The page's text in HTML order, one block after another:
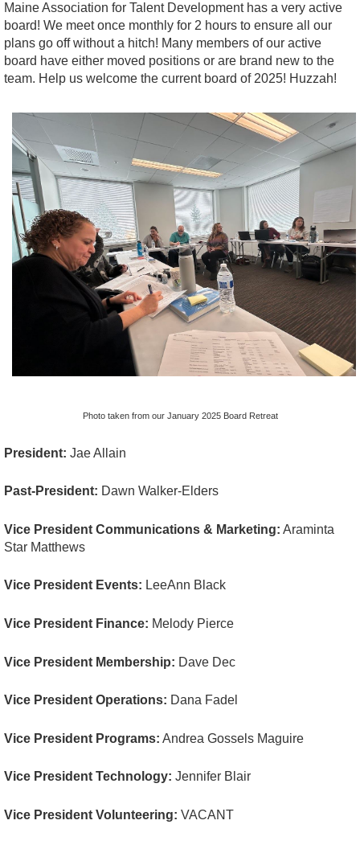
Maine Association for Talent Development has a very active
board! We meet once monthly for 2 hours to ensure all our
plans go off without a hitch! Many members of our active
board have either moved positions or are brand new to the
team. Help us welcome the current board of 2025! Huzzah!
Photo taken from our January 2025 Board Retreat
President: Jae Allain
Past-President: Dawn Walker-Elders
Vice President Communications & Marketing: Araminta
Star Matthews
Vice President Events: LeeAnn Black
Vice President Finance: Melody Pierce
Vice President Membership: Dave Dec
Vice President Operations: Dana Fadel
Vice President Programs: Andrea Gossels Maguire
Vice President Technology: Jennifer Blair
Vice President Volunteering: VACANT